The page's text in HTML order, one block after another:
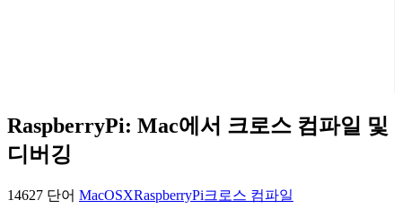
RaspberryPi: Mac에서 크로스 컴파일 및
디버깅
14627 단어 MacOSXRaspberryPi크로스 컴파일